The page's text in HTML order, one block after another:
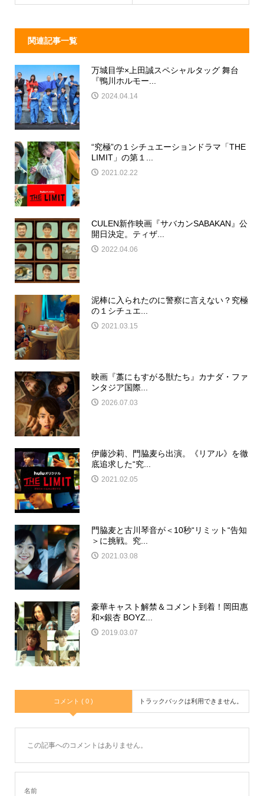
関連記事一覧
万城目学×上田誠スペシャルタッグ 舞台
『鴨川ホルモー...
2024.04.14
“究極”の１シチュエーションドラマ「THE
LIMIT」の第１...
2021.02.22
CULEN新作映画『サバカンSABAKAN』公
開日決定。ティザ...
2022.04.06
泥棒に入られたのに警察に言えない？究極
の１シチュエ...
2021.03.15
映画『藁にもすがる獣たち』カナダ・ファ
ンタジア国際...
2026.07.03
伊藤沙莉、門脇麦ら出演。《リアル》を徹
底追求した“究...
2021.02.05
門脇麦と古川琴音が＜10秒“リミット“告知
＞に挑戦。究...
2021.03.08
豪華キャスト解禁＆コメント到着！岡田惠
和×銀杏 BOYZ...
2019.03.07
コメント ( 0 ) トラックバックは利用できません。
この記事へのコメントはありません。
名前